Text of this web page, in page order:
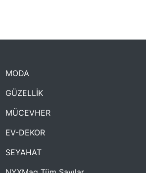
MODA
GÜZELLİK
MÜCEVHER
EV-DEKOR
SEYAHAT